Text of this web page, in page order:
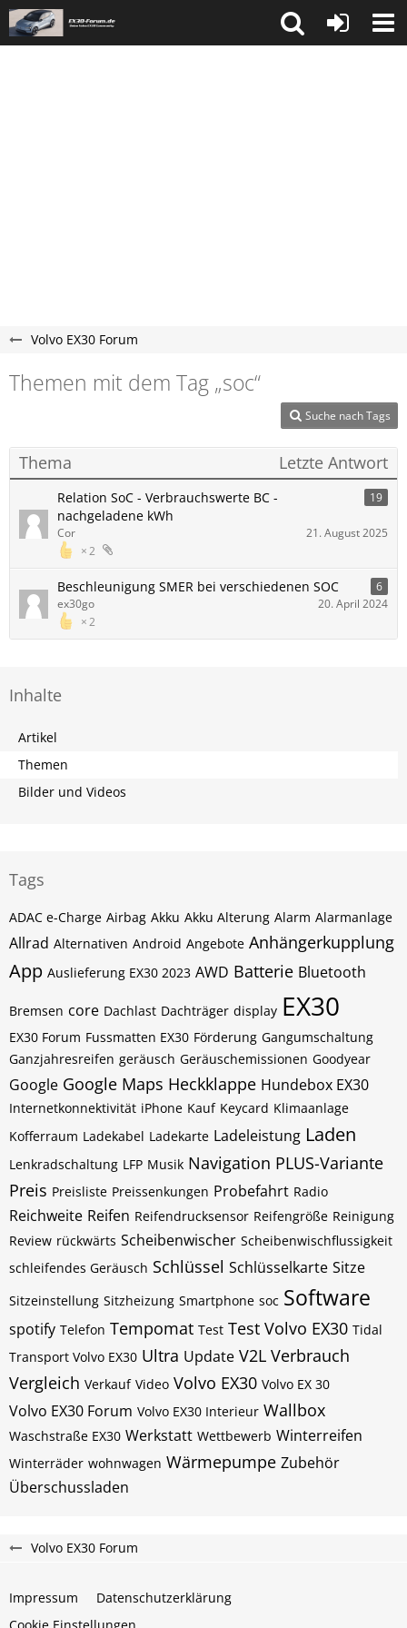
Volvo EX30 Forum
Themen mit dem Tag „soc“
Suche nach Tags
Thema Letzte Antwort
Relation SoC - Verbrauchswerte BC -
nachgeladene kWh
19
2
Cor 21. August 2025
Beschleunigung SMER bei verschiedenen SOC 6
2
ex30go 20. April 2024
Inhalte
Artikel
Themen
Bilder und Videos
Tags
ADAC e-Charge Airbag Akku Akku Alterung Alarm Alarmanlage
Allrad Alternativen Android Angebote Anhängerkupplung
App Auslieferung EX30 2023 AWD Batterie Bluetooth
Bremsen core Dachlast Dachträger display EX30
EX30 Forum Fussmatten EX30 Förderung Gangumschaltung
Ganzjahresreifen geräusch Geräuschemissionen Goodyear
Google Google Maps Heckklappe Hundebox EX30
Internetkonnektivität iPhone Kauf Keycard Klimaanlage
Kofferraum Ladekabel Ladekarte Ladeleistung Laden
Lenkradschaltung LFP Musik Navigation PLUS-Variante
Preis Preisliste Preissenkungen Probefahrt Radio
Reichweite Reifen Reifendrucksensor Reifengröße Reinigung
Review rückwärts Scheibenwischer Scheibenwischflussigkeit
schleifendes Geräusch Schlüssel Schlüsselkarte Sitze
Sitzeinstellung Sitzheizung Smartphone soc Software
spotify Telefon Tempomat Test Test Volvo EX30 Tidal
Transport Volvo EX30 Ultra Update V2L Verbrauch
Vergleich Verkauf Video Volvo EX30 Volvo EX 30
Volvo EX30 Forum Volvo EX30 Interieur Wallbox
Waschstraße EX30 Werkstatt Wettbewerb Winterreifen
Winterräder wohnwagen Wärmepumpe Zubehör
Überschussladen
Volvo EX30 Forum
Impressum
Datenschutzerklärung